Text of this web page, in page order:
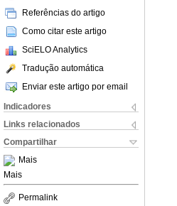
Referências do artigo
Como citar este artigo
SciELO Analytics
Tradução automática
Enviar este artigo por email
Indicadores
Links relacionados
Compartilhar
Mais
Mais
Permalink